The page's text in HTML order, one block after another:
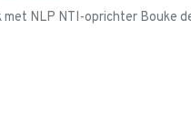
NLP NTI-oprichter Bouke